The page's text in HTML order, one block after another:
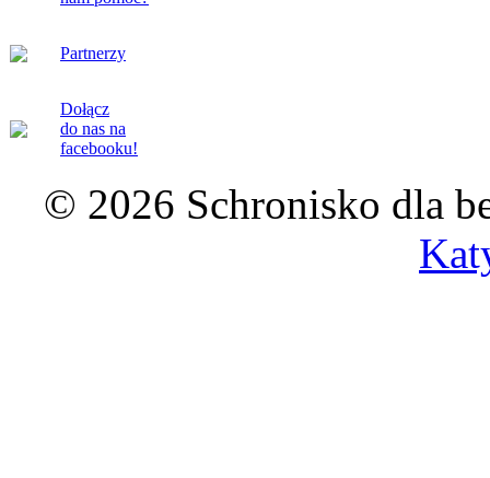
Partnerzy
Dołącz
do nas na
facebooku!
© 2026 Schronisko dla